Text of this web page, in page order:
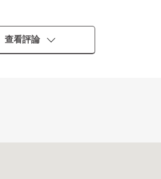
推薦
西式房間作為事務空間使用2樓和
查看評論